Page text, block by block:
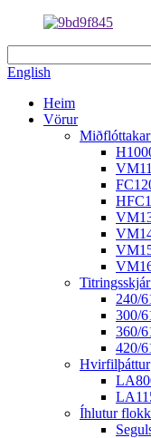
English
Heim
Vörur
240/
300/
360/
420/
Hvirfilþáttur
Íhlutur